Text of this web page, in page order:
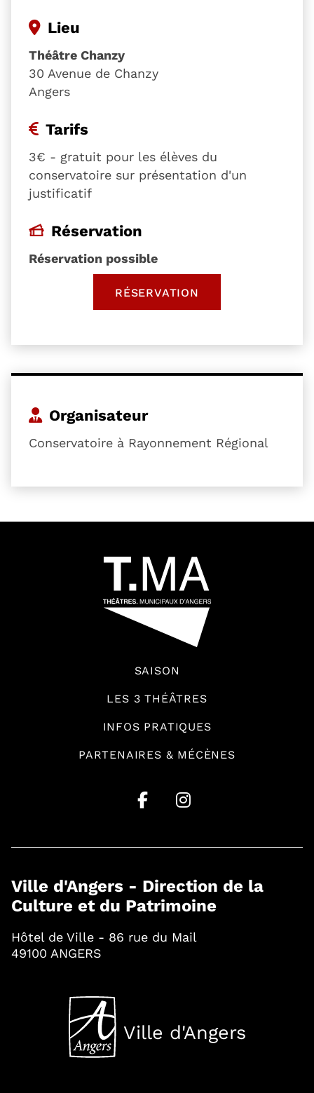
Lieu
Théâtre Chanzy
30 Avenue de Chanzy
Angers
Tarifs
3€ - gratuit pour les élèves du
conservatoire sur présentation d'un
justificatif
Réservation
Réservation possible
RÉSERVATION, OUVRE UNE NOUVELLE
Organisateur
Conservatoire à Rayonnement Régional
SAISON
LES 3 THÉÂTRES
INFOS PRATIQUES
PARTENAIRES & MÉCÈNES
Ville d'Angers - Direction de la
Culture et du Patrimoine
Hôtel de Ville - 86 rue du Mail
49100 ANGERS
Ville d'Angers
, Ouvre une nouvelle